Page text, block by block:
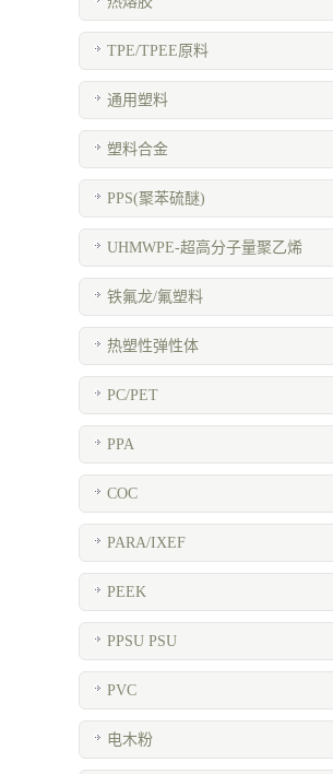
TPE/TPEE原料
通用塑料
塑料合金
PPS(聚苯硫醚)
UHMWPE-超高分子量聚乙烯
铁氟龙/氟塑料
热塑性弹性体
PC/PET
PPA
COC
PARA/IXEF
PEEK
PPSU PSU
PVC
电木粉